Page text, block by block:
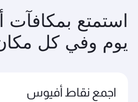
استمتع بمكافآت
يوم وفي كل
اجمع نقاط أفيوس